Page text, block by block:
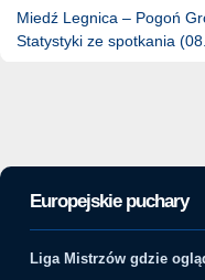
Miedź Legnica – Pogoń
Statystyki ze spotkania
Europejskie puchary
Liga Mistrzów gdzie